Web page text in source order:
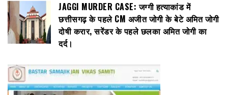
JAGGI MURDER CASE: जग्गी हत्याकांड में
छत्तीसगढ़ के पहले CM अजीत जोगी के बेटे अमित जोगी
दोषी करार, सरेंडर के पहले छलका अमित जोगी का
दर्द।